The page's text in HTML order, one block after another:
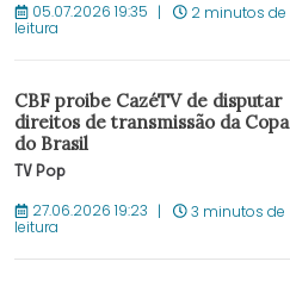
05.07.2026 19:35 2 minutos de
leitura
CBF proibe CazéTV de disputar
direitos de transmissão da Copa
do Brasil
TV Pop
27.06.2026 19:23 3 minutos de
leitura